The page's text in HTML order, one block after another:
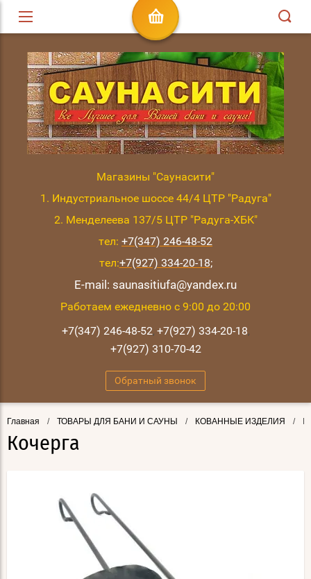
Магазины "Саунасити"
1. Индустриальное шоссе 44/4 ЦТР "Радуга"
2. Менделеева 137/5 ЦТР "Радуга-ХБК"
тел: +7(347) 246-48-52
тел:+7(927) 334-20-18;
E-mail: saunasitiufa@yandex.ru
Работаем ежедневно с 9:00 до 20:00
+7(347) 246-48-52, +7(927) 334-20-18,
+7(927) 310-70-42
Обратный звонок
Главная / ТОВАРЫ ДЛЯ БАНИ И САУНЫ / КОВАННЫЕ ИЗДЕЛИЯ /
Кочерга